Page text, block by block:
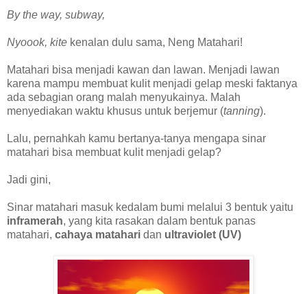
By the way, subway,
Nyoook, kite kenalan dulu sama, Neng Matahari!
Matahari bisa menjadi kawan dan lawan. Menjadi lawan
karena mampu membuat kulit menjadi gelap meski faktanya
ada sebagian orang malah menyukainya. Malah
menyediakan waktu khusus untuk berjemur (tanning).
Lalu, pernahkah kamu bertanya-tanya mengapa sinar
matahari bisa membuat kulit menjadi gelap?
Jadi gini,
Sinar matahari masuk kedalam bumi melalui 3 bentuk yaitu
inframerah, yang kita rasakan dalam bentuk panas
matahari, cahaya matahari dan ultraviolet (UV)